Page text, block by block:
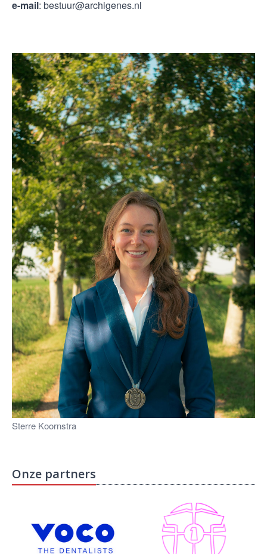
e-mail: bestuur@archigenes.nl
Sterre Koornstra
Onze partners